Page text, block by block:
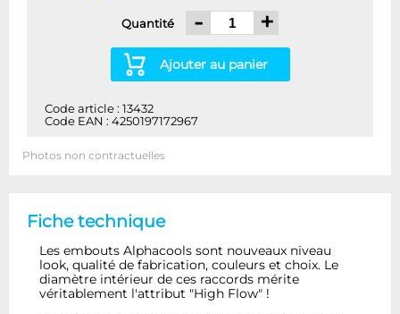
Quantité - +
Ajouter au panier
Code article : 13432
Code EAN : 4250197172967
Photos non contractuelles
Fiche technique
Les embouts Alphacools sont nouveaux niveau
look, qualité de fabrication, couleurs et choix. Le
diamètre intérieur de ces raccords mérite
véritablement l'attribut "High Flow" !